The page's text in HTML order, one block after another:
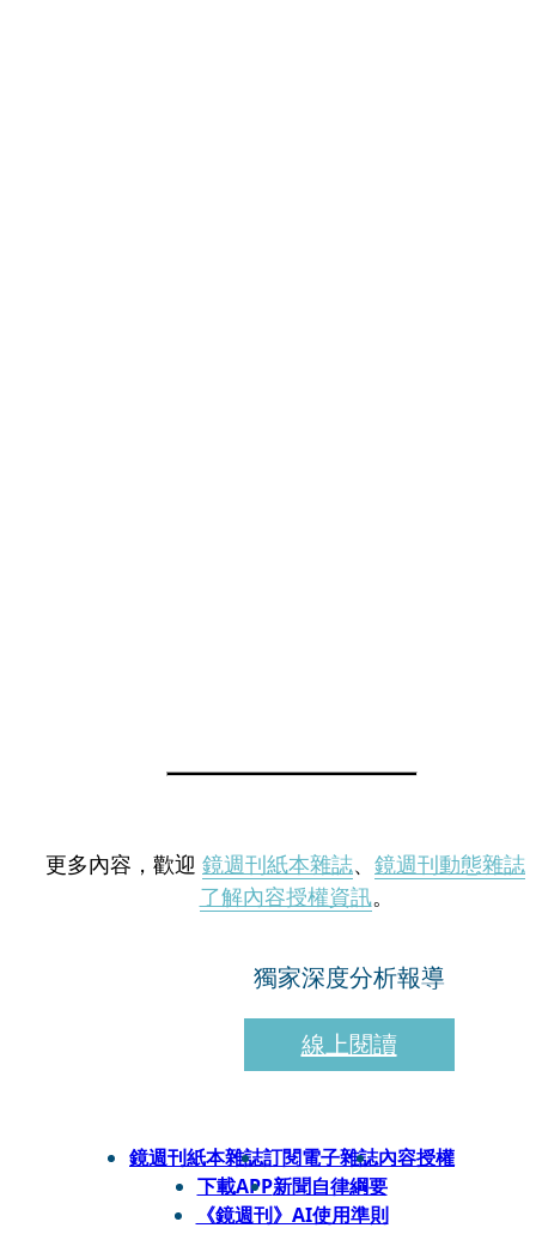
更多內容，歡迎 鏡週刊紙本雜誌、 鏡週刊動態雜誌
了解內容授權資訊。
獨家深度分析報導
線上閱讀
鏡週刊紙本雜誌訂閱電子雜誌內容授權
下載APP新聞自律綱要
《鏡週刊》AI使用準則